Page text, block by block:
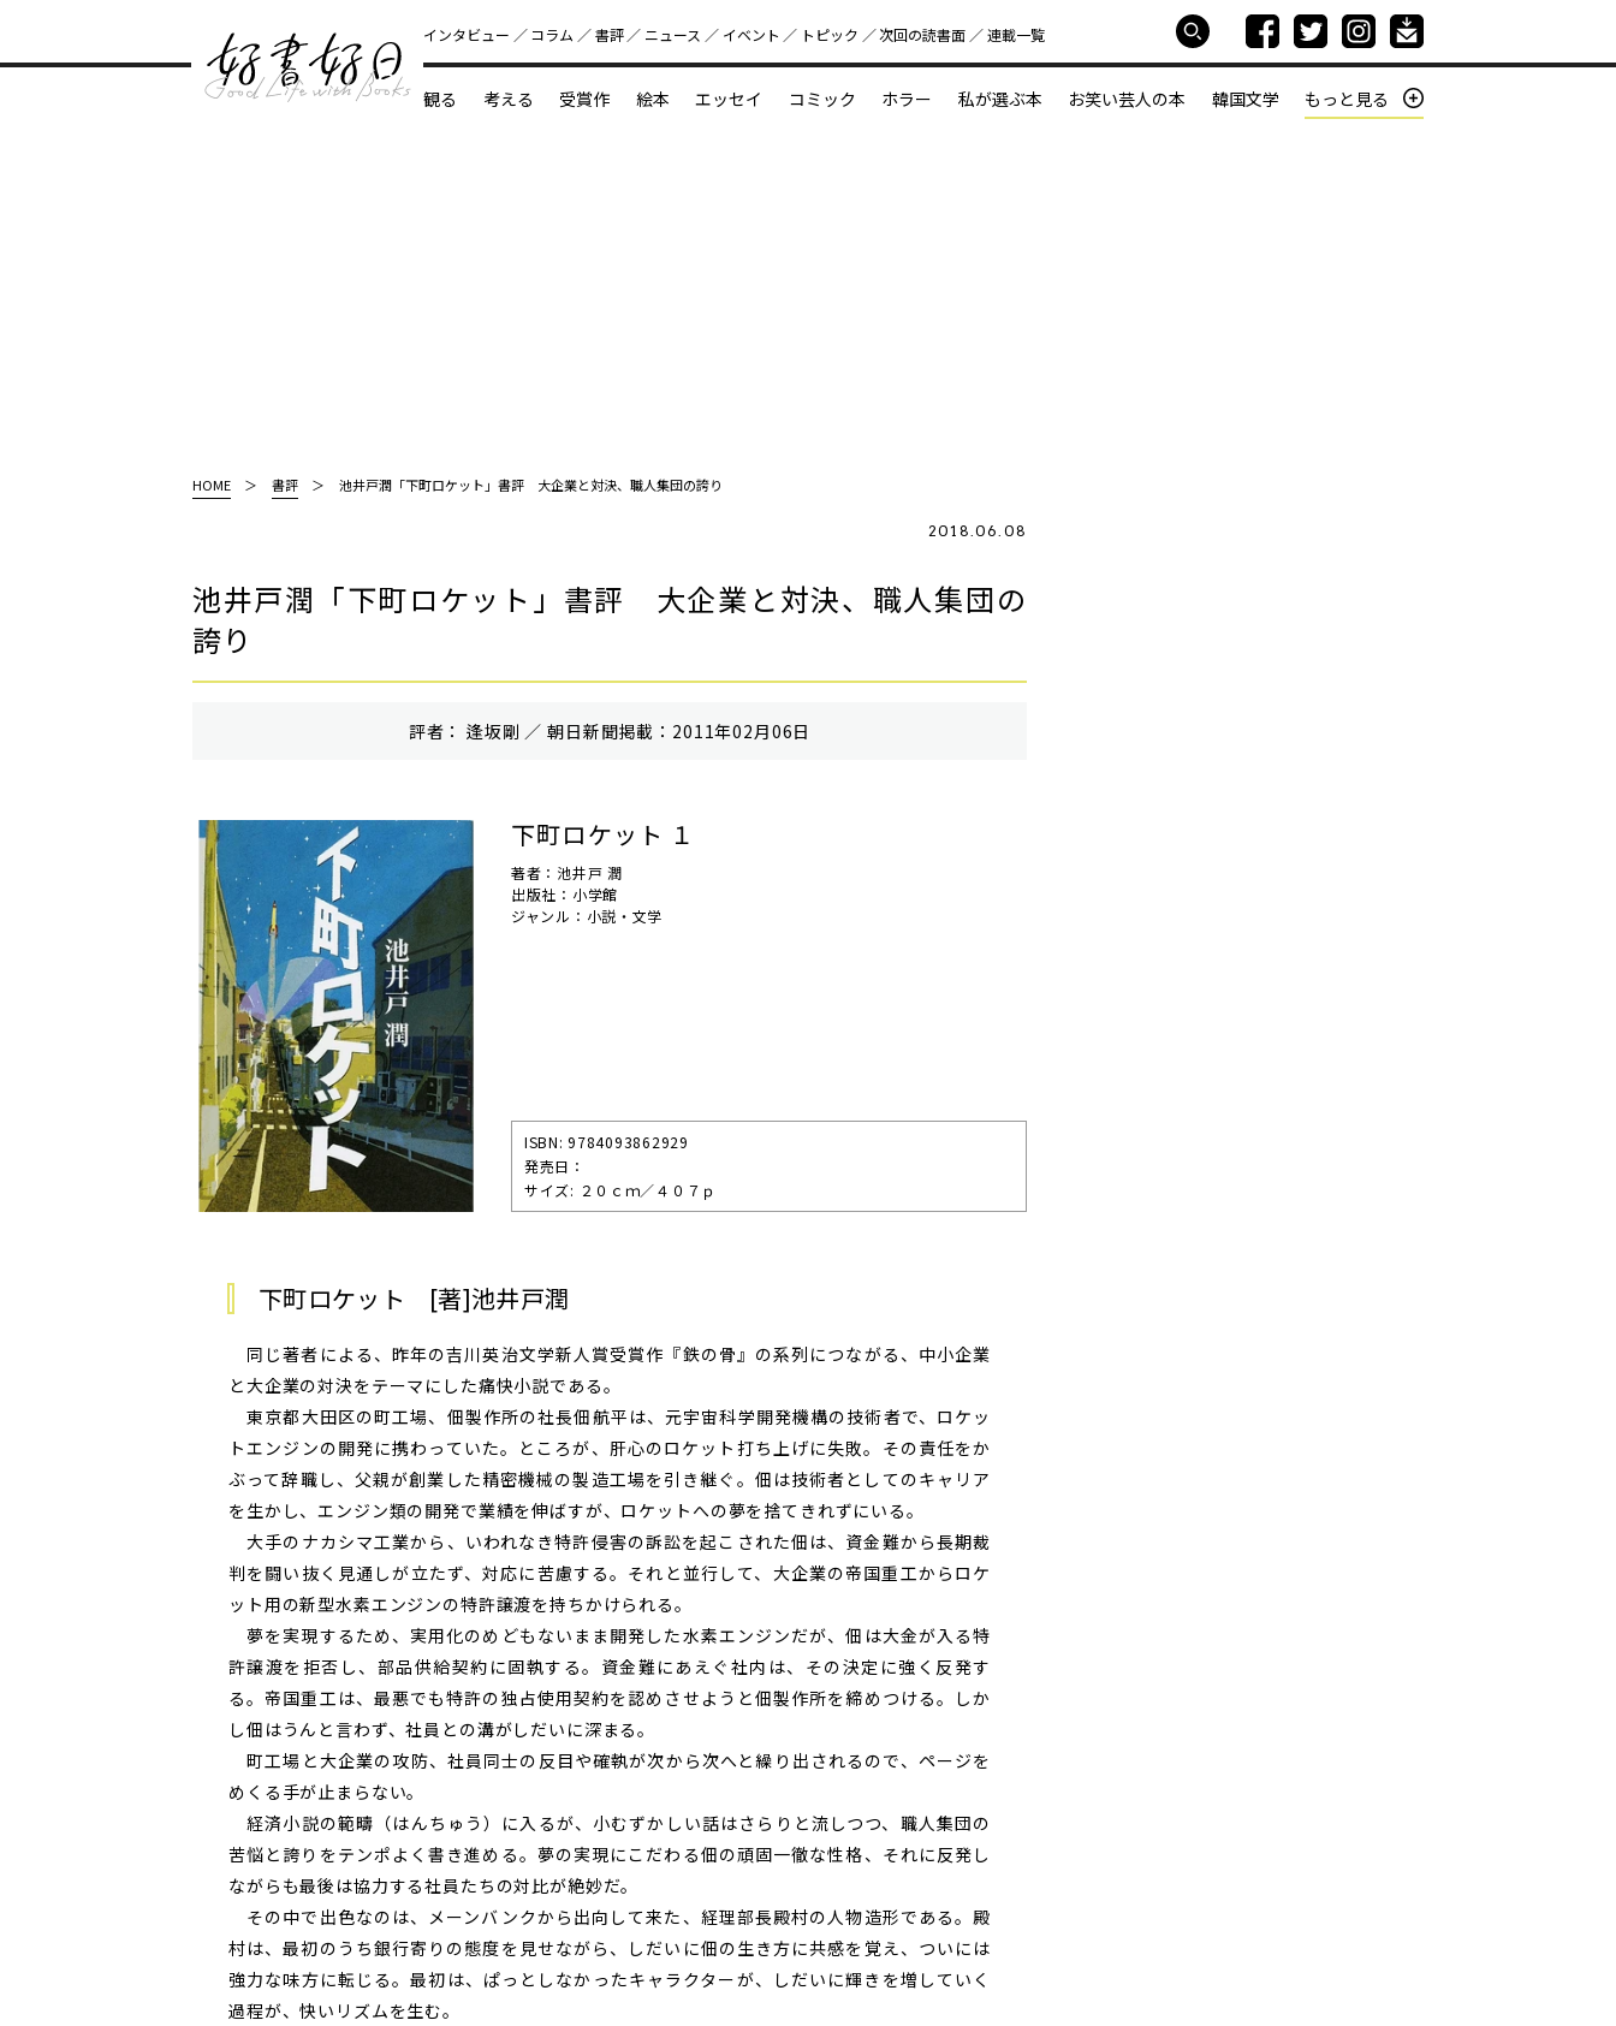
好書好日
インタビュー コラム 書評 ニュース イベント トピック 次回の読書⾯ 連載一覧
観る 考える 受賞作 絵本 エッセイ コミック ホラー 私が選ぶ本 お笑い芸人の本 韓国文学 もっと見る
HOME 書評 池井戸潤「下町ロケット」書評 大企業と対決、職人集団の誇り
2018.06.08
池井戸潤「下町ロケット」書評 大企業と対決、職人集団の
誇り
評者： 逢坂剛 ／ 朝⽇新聞掲載：2011年02月06日
下町ロケット １
著者：池井戸 潤
出版社：小学館
ジャンル：小説・文学
ISBN: 9784093862929
発売⽇：
サイズ: ２０ｃｍ／４０７ｐ
下町ロケット [著]池井戸潤
同じ著者による、昨年の吉川英治文学新人賞受賞作『鉄の骨』の系列につながる、中小企業
と大企業の対決をテーマにした痛快小説である。
東京都大田区の町工場、佃製作所の社長佃航平は、元宇宙科学開発機構の技術者で、ロケッ
トエンジンの開発に携わっていた。ところが、肝心のロケット打ち上げに失敗。その責任をか
ぶって辞職し、父親が創業した精密機械の製造工場を引き継ぐ。佃は技術者としてのキャリア
を生かし、エンジン類の開発で業績を伸ばすが、ロケットへの夢を捨てきれずにいる。
大手のナカシマ工業から、いわれなき特許侵害の訴訟を起こされた佃は、資金難から長期裁
判を闘い抜く見通しが立たず、対応に苦慮する。それと並行して、大企業の帝国重工からロケ
ット用の新型水素エンジンの特許譲渡を持ちかけられる。
夢を実現するため、実用化のめどもないまま開発した水素エンジンだが、佃は大金が入る特
許譲渡を拒否し、部品供給契約に固執する。資金難にあえぐ社内は、その決定に強く反発す
る。帝国重工は、最悪でも特許の独占使用契約を認めさせようと佃製作所を締めつける。しか
し佃はうんと言わず、社員との溝がしだいに深まる。
町工場と大企業の攻防、社員同士の反目や確執が次から次へと繰り出されるので、ページを
めくる手が止まらない。
経済小説の範疇（はんちゅう）に入るが、小むずかしい話はさらりと流しつつ、職人集団の
苦悩と誇りをテンポよく書き進める。夢の実現にこだわる佃の頑固一徹な性格、それに反発し
ながらも最後は協力する社員たちの対比が絶妙だ。
その中で出色なのは、メーンバンクから出向して来た、経理部長殿村の人物造形である。殿
村は、最初のうち銀行寄りの態度を見せながら、しだいに佃の生き方に共感を覚え、ついには
強力な味方に転じる。最初は、ぱっとしなかったキャラクターが、しだいに輝きを増していく
過程が、快いリズムを生む。